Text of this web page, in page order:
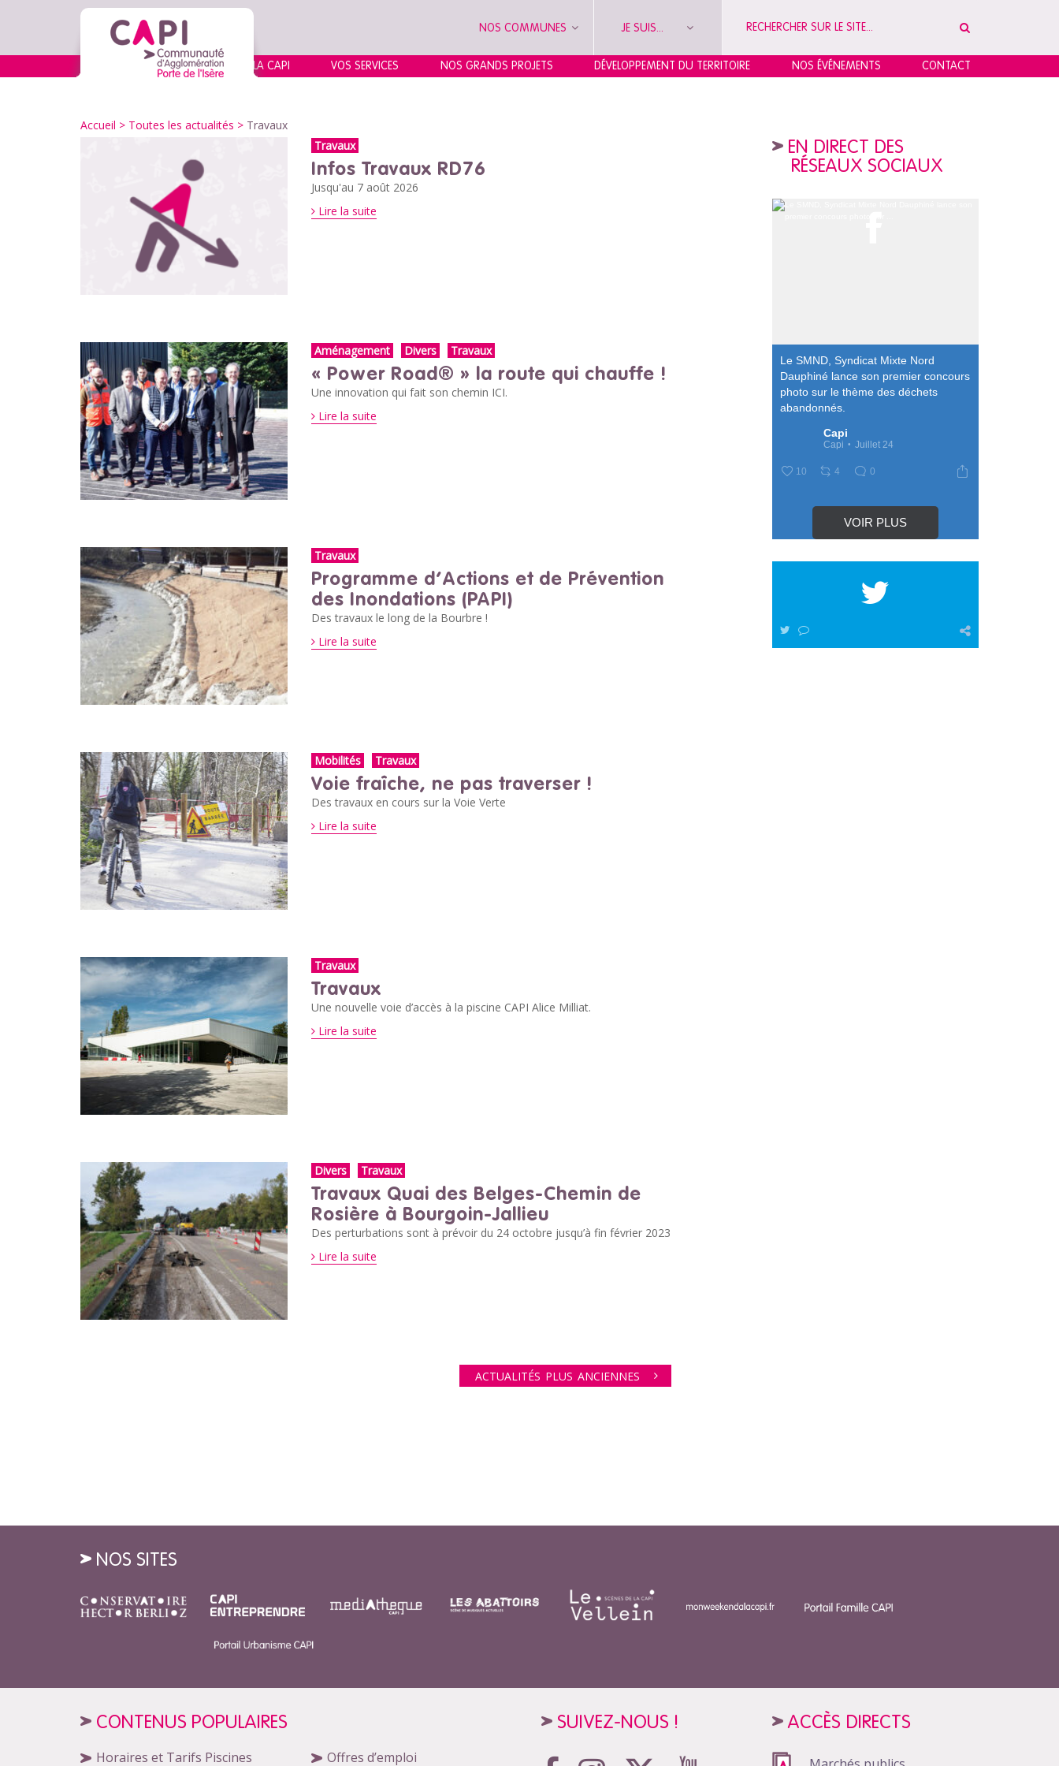
NOS COMMUNES JE SUIS...
LA CAPI VOS SERVICES NOS GRANDS PROJETS DÉVELOPPEMENT DU TERRITOIRE NOS ÉVÉNEMENTS CONTACT
Accueil > Toutes les actualités > Travaux
Travaux
Infos Travaux RD76
Jusqu'au 7 août 2026
Lire la suite
Aménagement Divers Travaux
« Power Road® » la route qui chauffe !
Une innovation qui fait son chemin ICI.
Lire la suite
Travaux
Programme d’Actions et de Prévention
des Inondations (PAPI)
Des travaux le long de la Bourbre !
Lire la suite
Mobilités Travaux
Voie fraîche, ne pas traverser !
Des travaux en cours sur la Voie Verte
Lire la suite
Travaux
Travaux
Une nouvelle voie d’accès à la piscine CAPI Alice Milliat.
Lire la suite
Divers Travaux
Travaux Quai des Belges-Chemin de
Rosière à Bourgoin-Jallieu
Des perturbations sont à prévoir du 24 octobre jusqu’à fin février 2023
Lire la suite
ACTUALITÉS PLUS ANCIENNES
EN DIRECT DES
RÉSEAUX SOCIAUX
Le SMND, Syndicat Mixte Nord
Dauphiné lance son premier concours
photo sur le thème des déchets
abandonnés.
Capi
Capi Juillet 24
10 4 0
VOIR PLUS
NOS SITES
CONTENUS POPULAIRES
Horaires et Tarifs Piscines Offres d’emploi
SUIVEZ-NOUS ! ACCÈS DIRECTS